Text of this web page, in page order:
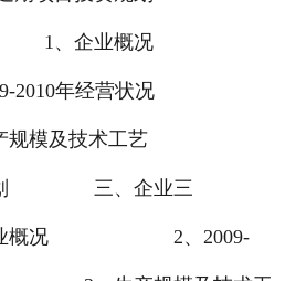
企业概况
年经营状况
模及技术工艺
规划 三、企业三
况 2、2009-